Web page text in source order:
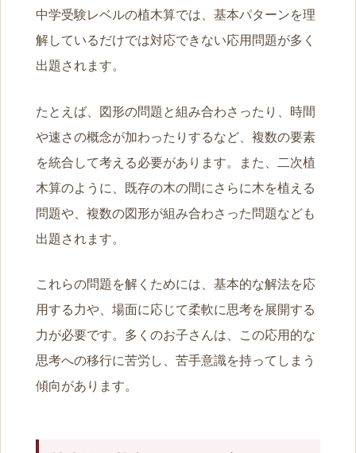
中学受験レベルの植木算では、基本パターンを理
解しているだけでは対応できない応用問題が多く
出題されます。
たとえば、図形の問題と組み合わさったり、時間
や速さの概念が加わったりするなど、複数の要素
を統合して考える必要があります。また、二次植
木算のように、既存の木の間にさらに木を植える
問題や、複数の図形が組み合わさった問題なども
出題されます。
これらの問題を解くためには、基本的な解法を応
用する力や、場面に応じて柔軟に思考を展開する
力が必要です。多くのお子さんは、この応用的な
思考への移行に苦労し、苦手意識を持ってしまう
傾向があります。